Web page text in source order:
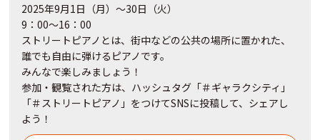
2025年9月1日（月）～30日（火）
9：00～16：00
ストリートピアノとは、街中などの公共の場所に置かれた、
誰でも自由に弾けるピアノです。
みんなで楽しみましょう！
参加・観覧された方は、ハッシュタグ「＃ギャラクシティ」
「＃ストリートピアノ」をつけてSNSに投稿して、シェアし
よう！